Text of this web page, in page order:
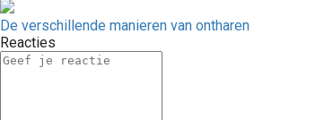
De verschillende manieren van ontharen
Reacties